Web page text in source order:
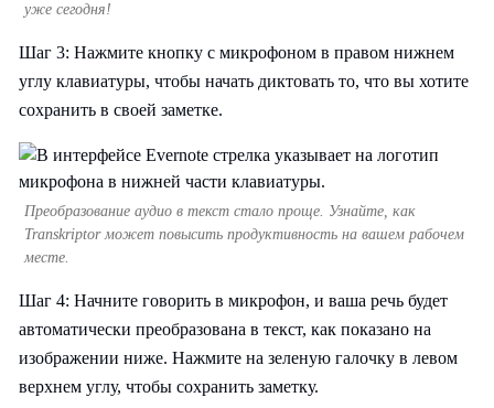
уже сегодня!
Шаг 3: Нажмите кнопку с микрофоном в правом нижнем
углу клавиатуры, чтобы начать диктовать то, что вы хотите
сохранить в своей заметке.
Преобразование аудио в текст стало проще. Узнайте, как
Transkriptor может повысить продуктивность на вашем рабочем
месте.
Шаг 4: Начните говорить в микрофон, и ваша речь будет
автоматически преобразована в текст, как показано на
изображении ниже. Нажмите на зеленую галочку в левом
верхнем углу, чтобы сохранить заметку.